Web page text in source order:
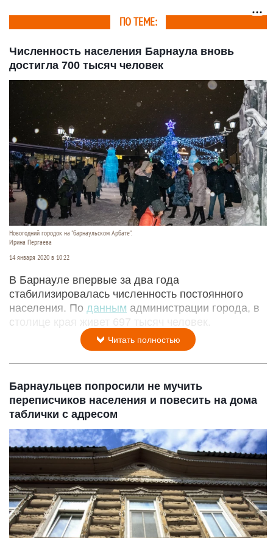
ПО ТЕМЕ:
Численность населения Барнаула вновь
достигла 700 тысяч человек
Новогодний городок на "барнаульском Арбате".
Ирина Пергаева
14 января 2020 в 10:22
В Барнауле впервые за два года
стабилизировалась численность постоянного
населения. По данным администрации города, в
столице края живет 697 тысяч человек.
Читать полностью
Барнаульцев попросили не мучить
переписчиков населения и повесить на дома
таблички с адресом